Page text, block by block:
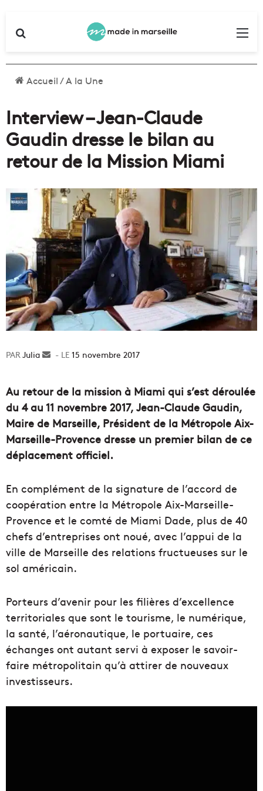
Accueil/A la Une
Interview – Jean-Claude
Gaudin dresse le bilan au
retour de la Mission Miami
Julia
Envoyer15 novembre 2017
Au retour de la mission à Miami qui s’est déroulée
du 4 au 11 novembre 2017, Jean-Claude Gaudin,
Maire de Marseille, Président de la Métropole Aix-
Marseille-Provence dresse un premier bilan de ce
déplacement officiel.
En complément de la signature de l’accord de
coopération entre la Métropole Aix-Marseille-
Provence et le comté de Miami Dade, plus de 40
chefs d’entreprises ont noué, avec l’appui de la
ville de Marseille des relations fructueuses sur le
sol américain.
Porteurs d’avenir pour les filières d’excellence
territoriales que sont le tourisme, le numérique,
la santé, l’aéronautique, le portuaire, ces
échanges ont autant servi à exposer le savoir-
faire métropolitain qu’à attirer de nouveaux
investisseurs.